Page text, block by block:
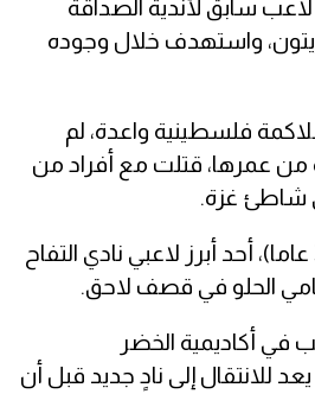
سابق لأندية الصداقة
واستهدف خلال وجوده
فلسطينية واعدة، لم
من عمرها، قتلت مع أفراد من
شاطئ غزة.
وإسماعيل أبو دان (37 عاما)، أحد أبرز لاعبي نادي التفاح
الحلو في قصف لاحق.
في أكاديمية الخضر
للانتقال إلى نادٍ جديد قبل أن